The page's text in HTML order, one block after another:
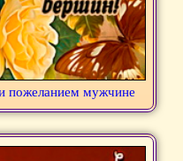
пожеланием мужчине